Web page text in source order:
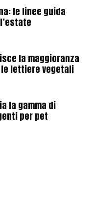
le linee guida
la maggioranza
lettiere vegetali
la gamma di
per pet